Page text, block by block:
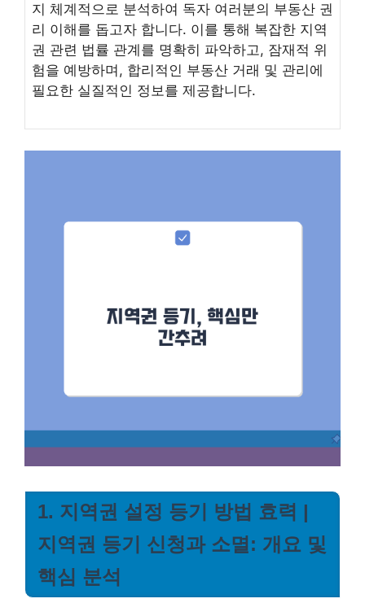
지 체계적으로 분석하여 독자 여러분의 부동산 권
리 이해를 돕고자 합니다. 이를 통해 복잡한 지역
권 관련 법률 관계를 명확히 파악하고, 잠재적 위
험을 예방하며, 합리적인 부동산 거래 및 관리에
필요한 실질적인 정보를 제공합니다.
1. 지역권 설정 등기 방법 효력 |
지역권 등기 신청과 소멸: 개요 및
핵심 분석